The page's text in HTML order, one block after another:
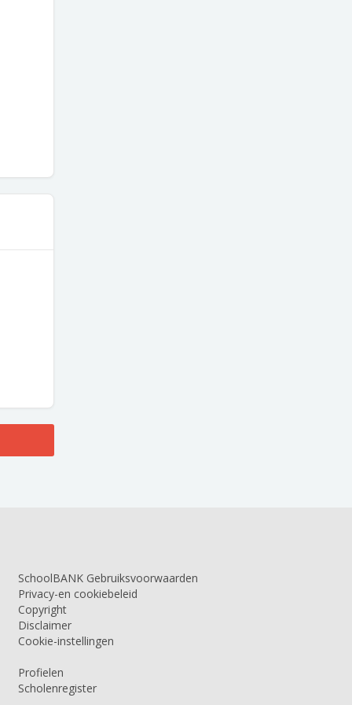
SchoolBANK Gebruiksvoorwaarden
Privacy-en cookiebeleid
Copyright
Disclaimer
Cookie-instellingen
Profielen
Scholenregister